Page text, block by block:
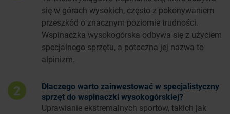
się w górach wysokich, często z pokonywaniem
przeszkód o znacznym poziomie trudności.
Wspinaczka wysokogórska odbywa się z użyciem
specjalnego sprzętu, a potoczna jej nazwa to
alpinizm.
2
Dlaczego warto zainwestować w specjalistyczny
sprzęt do wspinaczki wysokogórskiej?
Uprawianie ekstremalnych sportów, takich jak